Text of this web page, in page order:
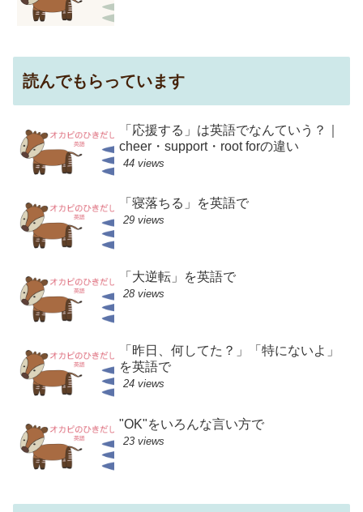
読んでもらっています
「応援する」は英語でなんていう？｜
cheer・support・root forの違い
44 views
「寝落ちる」を英語で
29 views
「大逆転」を英語で
28 views
「昨日、何してた？」「特にないよ」
を英語で
24 views
"OK"をいろんな言い方で
23 views